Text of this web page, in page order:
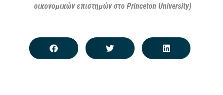
οικονομικών επιστημών στο Princeton University)